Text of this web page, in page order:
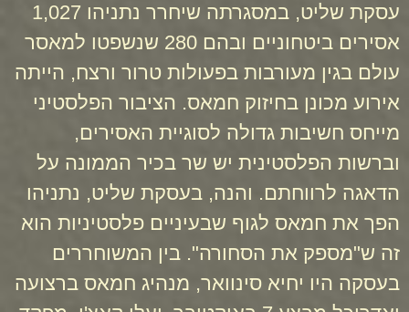
עסקת שליט, במסגרתה שיחרר נתניהו 1,027
אסירים ביטחוניים ובהם 280 שנשפטו למאסר
עולם בגין מעורבות בפעולות טרור ורצח, הייתה
אירוע מכונן בחיזוק חמאס. הציבור הפלסטיני
מייחס חשיבות גדולה לסוגיית האסירים,
וברשות הפלסטינית יש שר בכיר הממונה על
הדאגה לרווחתם. והנה, בעסקת שליט, נתניהו
הפך את חמאס לגוף שבעיניים פלסטיניות הוא
זה ש"מספק את הסחורה". בין המשוחררים
בעסקה היו יחיא סינוואר, מנהיג חמאס ברצועה